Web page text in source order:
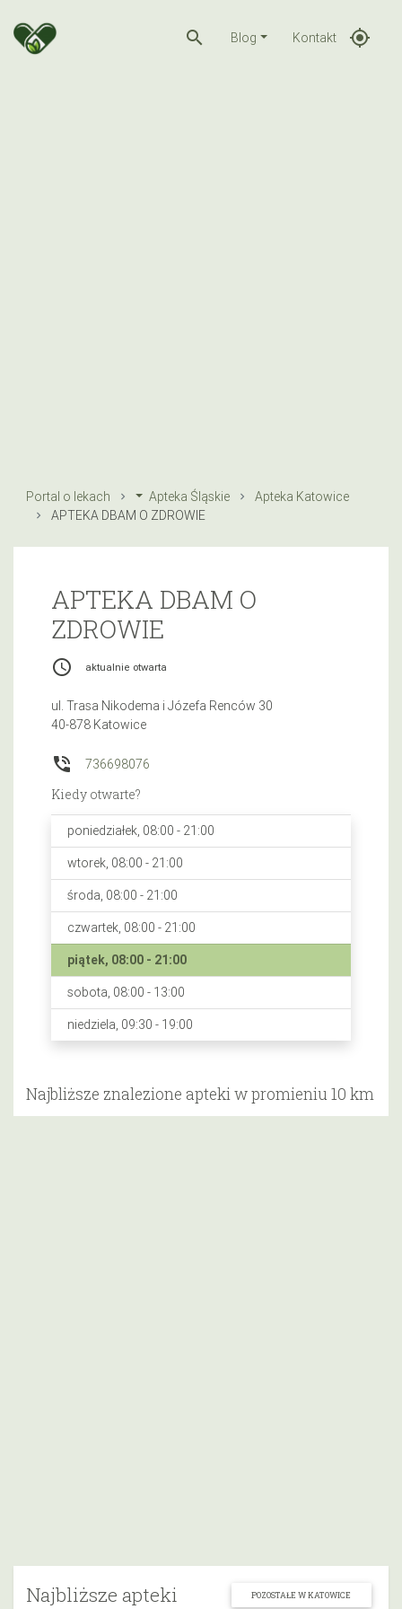
search Blog Kontakt gps_fixed
Portal o lekach Apteka Śląskie
Apteka Katowice
APTEKA DBAM O ZDROWIE
Najbliższe apteki POZOSTAŁE W KATOWICE
APTEKA DBAM O
ZDROWIE
access_time aktualnie otwarta
ul. Trasa Nikodema i Józefa Renców 30
40-878 Katowice
phone_in_talk 736698076
Kiedy otwarte?
poniedziałek, 08:00 - 21:00
wtorek, 08:00 - 21:00
środa, 08:00 - 21:00
czwartek, 08:00 - 21:00
piątek, 08:00 - 21:00
sobota, 08:00 - 13:00
niedziela, 09:30 - 19:00
Najbliższe znalezione apteki w promieniu 10 km